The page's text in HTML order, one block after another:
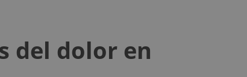
del dolor en